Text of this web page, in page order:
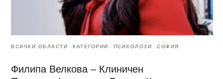
ВСИЧКИ ОБЛАСТИ КАТЕГОРИИ ПСИХОЛОЗИ СОФИЯ
Филипа Велкова – Клиничен